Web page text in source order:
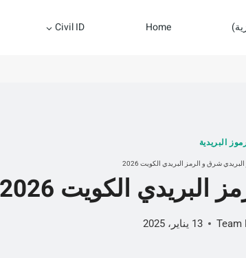
)
Home
Civil ID
البريدية
شرق و الرمز البريدي الكويت 2026
الكويت 2026
Team 13 يناير، 2025